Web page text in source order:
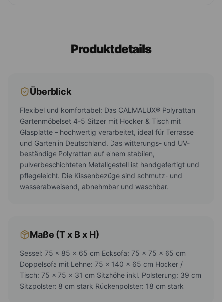
Produktdetails
Überblick
Flexibel und komfortabel: Das CALMALUX® Polyrattan
Gartenmöbelset 4-5 Sitzer mit Hocker & Tisch mit
Glasplatte – hochwertig verarbeitet, ideal für Terrasse
und Garten in Deutschland. Das witterungs- und UV-
beständige Polyrattan auf einem stabilen,
pulverbeschichteten Metallgestell ist handgefertigt und
pflegeleicht. Die Kissenbezüge sind schmutz- und
wasserabweisend, abnehmbar und waschbar.
Maße (T x B x H)
Sessel: 75 x 85 x 65 cm Ecksofa: 75 x 75 x 65 cm
Doppelsofa mit Lehne: 75 x 140 x 65 cm Hocker /
Tisch: 75 x 75 x 31 cm Sitzhöhe inkl. Polsterung: 39 cm
Sitzpolster: 8 cm stark Rückenpolster: 18 cm stark